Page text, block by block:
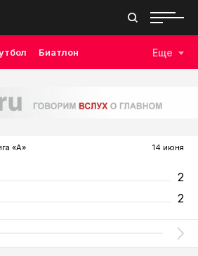
Биатлон Еще
«А» 14 июня
2
2